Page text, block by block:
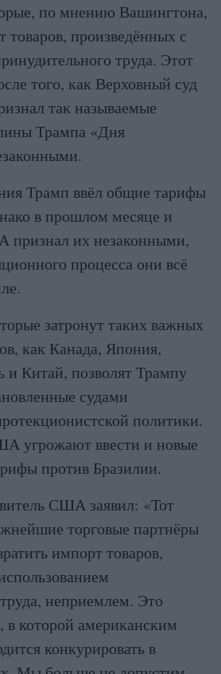
по мнению Вашингтона,
произведённых с
труда. Этот
того, как Верховный суд
так называемые
Трампа «Дня
Трамп ввёл общие тарифы
в прошлом месяце и
признал их незаконными,
процесса они всё
затронут таких важных
как Канада, Япония,
и Китай, позволят Трампу
судами
политики.
угрожают ввести и новые
против Бразилии.
США заявил: «Тот
торговые партнёры
импорт товаров,
неприемлем. Это
в которой американским
конкурировать в